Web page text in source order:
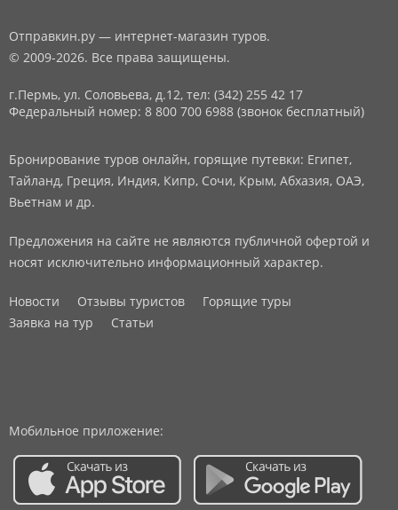
Отправкин.ру — интернет-магазин туров.
© 2009-2026. Все права защищены.
г.Пермь, ул. Соловьева, д.12, тел: (342) 255 42 17
Федеральный номер: 8 800 700 6988 (звонок бесплатный)
Бронирование туров онлайн, горящие путевки: Египет,
Тайланд, Греция, Индия, Кипр, Сочи, Крым, Абхазия, ОАЭ,
Вьетнам и др.
Предложения на сайте не являются публичной офертой и
носят исключительно информационный характер.
Новости Отзывы туристов
Горящие туры
Заявка на тур
Статьи
Мобильное приложение: